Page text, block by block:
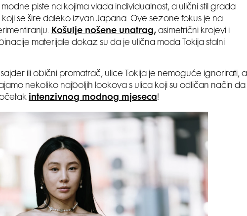
piste na kojima vlada individualnost, a ulični stil grada
se šire daleko izvan Japana. Ove sezone fokus je na
Košulje nošene unatrag, asimetrični krojevi i
materijale dokaz su da je ulična moda Tokija stalni
ili obični promatrač, ulice Tokija je nemoguće ignorirati, a
nekoliko najboljih lookova s ulica koji su odličan način da
intenzivnog modnog mjeseca!